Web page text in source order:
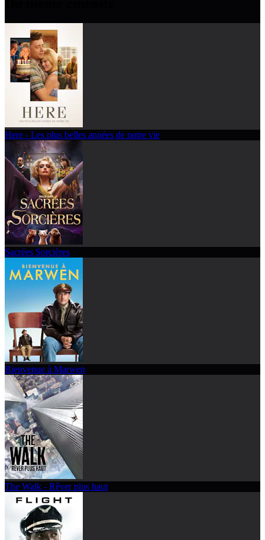
Here - Les plus belles années de notre vie
Sacrées Sorcières
Bienvenue à Marwen
The Walk - Rêver plus haut